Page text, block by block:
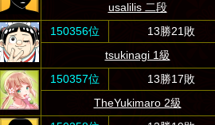
usalilis 二段
150356位
13勝21敗
tsukinagi 1級
150357位
13勝17敗
TheYukimaro 2級